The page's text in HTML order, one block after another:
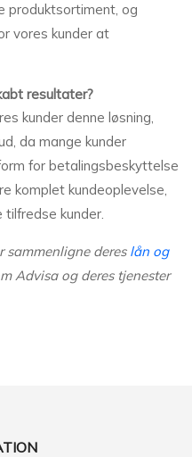
produktsortiment, og
vores kunder at
resultater?
kunder denne løsning,
da mange kunder
for betalingsbeskyttelse
komplet kundeoplevelse,
tilfredse kunder.
deres lån og
Advisa og deres tjenester